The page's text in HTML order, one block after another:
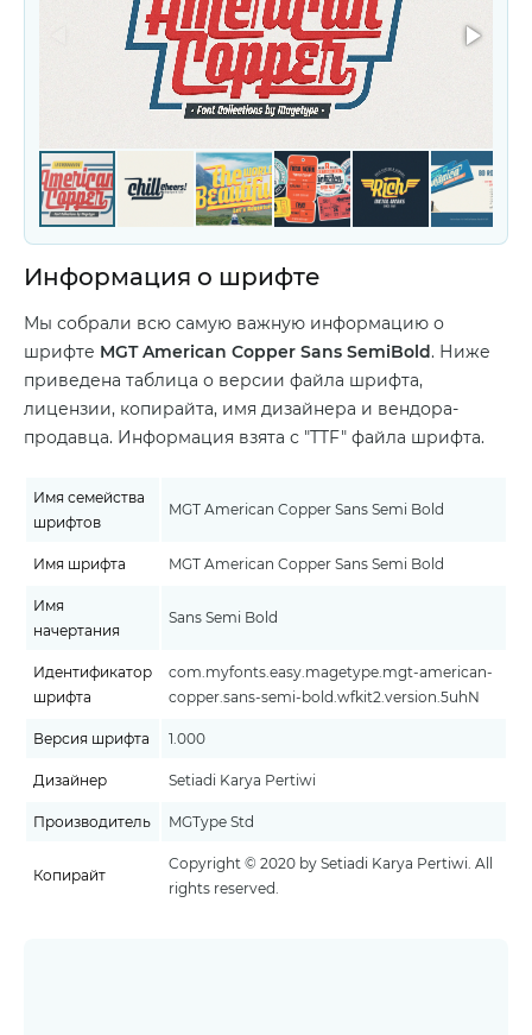
Информация о шрифте
Мы собрали всю самую важную информацию о
шрифте MGT American Copper Sans SemiBold. Ниже
приведена таблица о версии файла шрифта,
лицензии, копирайта, имя дизайнера и вендора-
продавца. Информация взята с "TTF" файла шрифта.
Имя семейства
шрифтов
MGT American Copper Sans Semi Bold
Имя шрифта MGT American Copper Sans Semi Bold
Имя
начертания
Sans Semi Bold
Идентификатор
шрифта
com.myfonts.easy.magetype.mgt-american-
copper.sans-semi-bold.wfkit2.version.5uhN
Версия шрифта 1.000
Дизайнер Setiadi Karya Pertiwi
Производитель MGType Std
Копирайт
Copyright © 2020 by Setiadi Karya Pertiwi. All
rights reserved.